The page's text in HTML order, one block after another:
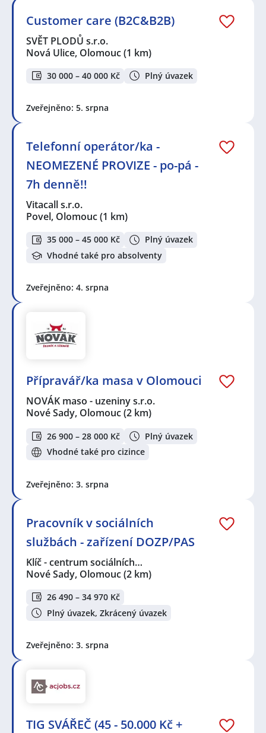
Customer care (B2C&B2B)
SVĚT PLODŮ s.r.o.
Nová Ulice, Olomouc(1 km)
30 000 – 40 000 Kč Plný úvazek
Zveřejněno: 5. srpna
Telefonní operátor/ka -
NEOMEZENÉ PROVIZE - po-pá -
7h denně!!
Vitacall s.r.o.
Povel, Olomouc(1 km)
35 000 – 45 000 Kč
Plný úvazek
Vhodné také pro absolventy
Zveřejněno: 4. srpna
Přípravář/ka masa v Olomouci
NOVÁK maso - uzeniny s.r.o.
Nové Sady, Olomouc(2 km)
26 900 – 28 000 Kč
Plný úvazek
Vhodné také pro cizince
Zveřejněno: 3. srpna
Pracovník v sociálních
službách - zařízení DOZP/PAS
Klíč - centrum sociálních…
Nové Sady, Olomouc(2 km)
26 490 – 34 970 Kč
Plný úvazek, Zkrácený úvazek
Zveřejněno: 3. srpna
TIG SVÁŘEČ (45 - 50.000 Kč +